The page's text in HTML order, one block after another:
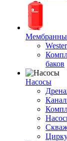
Wester
баков
Насосы